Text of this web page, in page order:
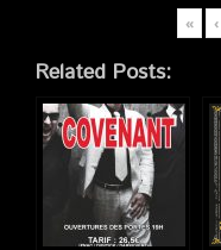
« ‹
Related Posts: